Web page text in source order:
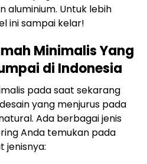
aluminium. Untuk lebih
ini sampai kelar!
Minimalis Yang
di Indonesia
pada saat sekarang
yang menjurus pada
Ada berbagai jenis
Anda temukan pada
jenisnya: